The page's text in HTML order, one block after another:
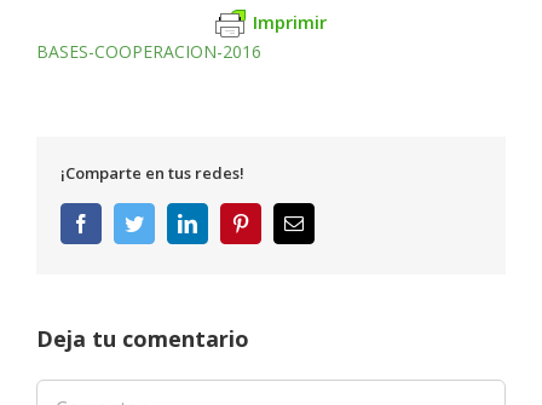
Imprimir
BASES-COOPERACION-2016
¡Comparte en tus redes!
FacebookTwitterLinkedInPinterestCorreo
electrónico
Deja tu comentario
Comentar